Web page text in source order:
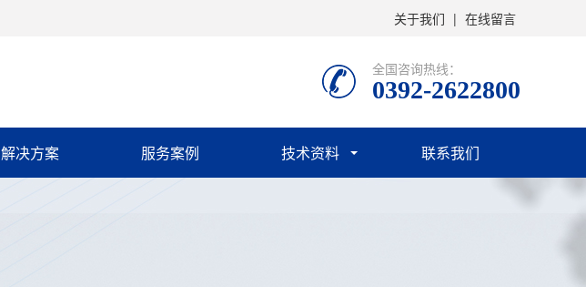
关于我们 | 在线留言
全国咨询热线：
0392-2622800
解决方案 服务案例 技术资料 联系我们